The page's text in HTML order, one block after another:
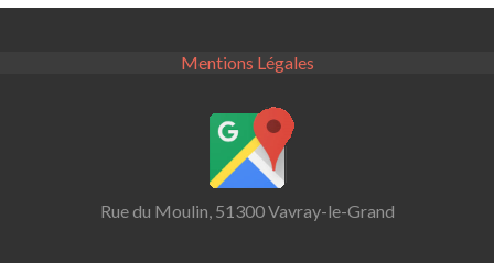
Mentions Légales
Rue du Moulin, 51300 Vavray-le-Grand